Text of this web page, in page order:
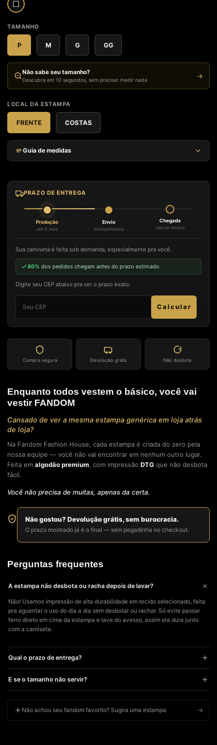
TAMANHO
P M G GG
Não sabe seu tamanho?
Descubra em 10 segundos, sem precisar medir nada
→
LOCAL DA ESTAMPA
FRENTE COSTAS
Guia de medidas
P 52 67 19
M 52
56 76
59 21
compare antes de escolher.
PRAZO DE ENTREGA
Produção
até 8 dias
Envio
transportadora
Chegada
calcule abaixo
Sua camiseta é feita sob demanda, especialmente pra você.
80% dos pedidos chegam antes do prazo estimado
Digite seu CEP abaixo pra ver o prazo exato:
Calcular
Compra segura Devolução grátis Não desbota
Enquanto todos vestem o básico, você vai
vestir FANDOM
Cansado de ver a mesma estampa genérica em loja atrás
de loja?
Na Fandom Fashion House, cada estampa é criada do zero pela
nossa equipe — você não vai encontrar em nenhum outro lugar.
Feita em algodão premium, com impressão DTG que não desbota
fácil.
Você não precisa de muitas, apenas da certa.
Não gostou? Devolução grátis, sem burocracia.
O prazo mostrado já é o final — sem pegadinha no checkout.
Perguntas frequentes
A estampa não desbota ou racha depois de lavar?
Não! Usamos impressão de alta durabilidade em tecido selecionado, feita
pra aguentar o uso do dia a dia sem desbotar ou rachar. Só evite passar
ferro direto em cima da estampa e lave do avesso, assim ela dura junto
com a camiseta.
Qual o prazo de entrega?
prazo de produção + envio costuma variar dependendo do seu CEP. Você
recebe o código de rastreio assim que seu produto for produzido.
E se o tamanho não servir?
WhatsApp. Recomendamos usar o guia de medidas ou o “Descubra seu
tamanho em 10 segundos” antes de comprar, pra acertar de primeira.
Não achou seu fandom favorito? Sugira uma estampa →